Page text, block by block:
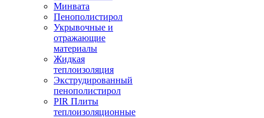
Минвата
Пенополистирол
Укрывочные и
отражающие
материалы
Жидкая
теплоизоляция
Экструдированный
пенополистирол
PIR Плиты
теплоизоляционные